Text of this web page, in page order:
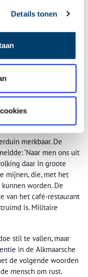
Details tonen
Archief Alkmaar /
merkbaar. De
‘Naar men ons uit
daar in groote
mijnen, die, met het
worden. De
van het café-restaurant
is. Militaire
stil te vallen, maar
in de Alkmaarsche
de volgende woorden
mensch om rust.